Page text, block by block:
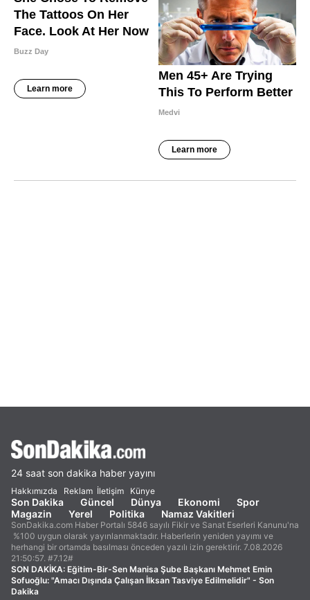
24 saat son dakika haber yayını
Hakkımızda Reklam İletişim Künye
Son Dakika Güncel Dünya Ekonomi
Spor
Magazin
Yerel Politika Namaz Vakitleri
SonDakika.com Haber Portalı 5846 sayılı Fikir ve Sanat Eserleri Kanunu'na
%100 uygun olarak yayınlanmaktadır. Haberlerin yeniden yayımı ve
herhangi bir ortamda basılması önceden yazılı izin gerektirir. 7.08.2026
21:50:57. #7.12#
SON DAKİKA: Eğitim-Bir-Sen Manisa Şube Başkanı Mehmet Emin
Sofuoğlu: "Amacı Dışında Çalışan İlksan Tasviye Edilmelidir" - Son
Dakika